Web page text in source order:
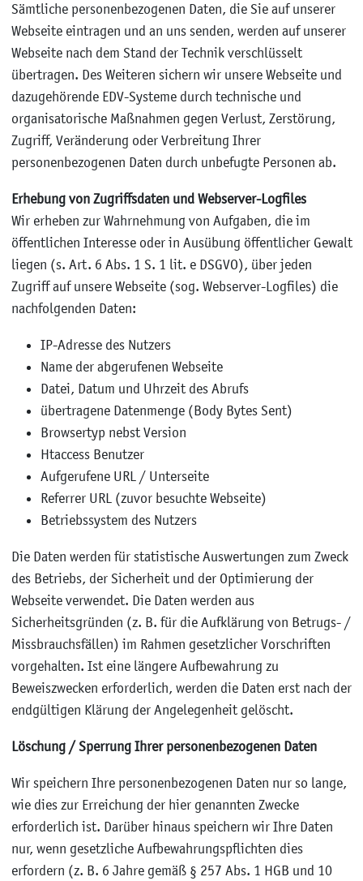
Sämtliche personenbezogenen Daten, die Sie auf unserer
Webseite eintragen und an uns senden, werden auf unserer
Webseite nach dem Stand der Technik verschlüsselt
übertragen. Des Weiteren sichern wir unsere Webseite und
dazugehörende EDV-Systeme durch technische und
organisatorische Maßnahmen gegen Verlust, Zerstörung,
Zugriff, Veränderung oder Verbreitung Ihrer
personenbezogenen Daten durch unbefugte Personen ab.
Erhebung von Zugriffsdaten und Webserver-Logfiles
Wir erheben zur Wahrnehmung von Aufgaben, die im
öffentlichen Interesse oder in Ausübung öffentlicher Gewalt
liegen (s. Art. 6 Abs. 1 S. 1 lit. e DSGVO), über jeden
Zugriff auf unsere Webseite (sog. Webserver-Logfiles) die
nachfolgenden Daten:
IP-Adresse des Nutzers
Name der abgerufenen Webseite
Datei, Datum und Uhrzeit des Abrufs
übertragene Datenmenge (Body Bytes Sent)
Browsertyp nebst Version
Htaccess Benutzer
Aufgerufene URL / Unterseite
Referrer URL (zuvor besuchte Webseite)
Betriebssystem des Nutzers
Die Daten werden für statistische Auswertungen zum Zweck
des Betriebs, der Sicherheit und der Optimierung der
Webseite verwendet. Die Daten werden aus
Sicherheitsgründen (z. B. für die Aufklärung von Betrugs- /
Missbrauchsfällen) im Rahmen gesetzlicher Vorschriften
vorgehalten. Ist eine längere Aufbewahrung zu
Beweiszwecken erforderlich, werden die Daten erst nach der
endgültigen Klärung der Angelegenheit gelöscht.
Löschung / Sperrung Ihrer personenbezogenen Daten
Wir speichern Ihre personenbezogenen Daten nur so lange,
wie dies zur Erreichung der hier genannten Zwecke
erforderlich ist. Darüber hinaus speichern wir Ihre Daten
nur, wenn gesetzliche Aufbewahrungspflichten dies
erfordern (z. B. 6 Jahre gemäß § 257 Abs. 1 HGB und 10